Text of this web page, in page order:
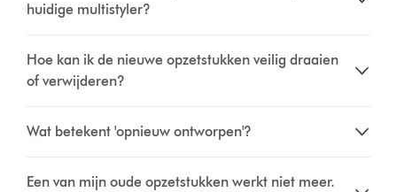
huidige multistyler?
Hoe kan ik de nieuwe opzetstukken veilig draaien
of verwijderen?
Wat betekent 'opnieuw ontworpen'?
Een van mijn oude opzetstukken werkt niet meer.